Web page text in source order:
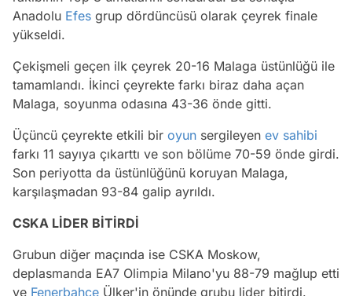
Anadolu Efes grup dördüncüsü olarak çeyrek finale
yükseldi.
Çekişmeli geçen ilk çeyrek 20-16 Malaga üstünlüğü ile
tamamlandı. İkinci çeyrekte farkı biraz daha açan
Malaga, soyunma odasına 43-36 önde gitti.
Üçüncü çeyrekte etkili bir oyun sergileyen ev sahibi
farkı 11 sayıya çıkarttı ve son bölüme 70-59 önde girdi.
Son periyotta da üstünlüğünü koruyan Malaga,
karşılaşmadan 93-84 galip ayrıldı.
CSKA LİDER BİTİRDİ
Grubun diğer maçında ise CSKA Moskow,
deplasmanda EA7 Olimpia Milano'yu 88-79 mağlup etti
ve Fenerbahçe Ülker'in önünde grubu lider bitirdi.